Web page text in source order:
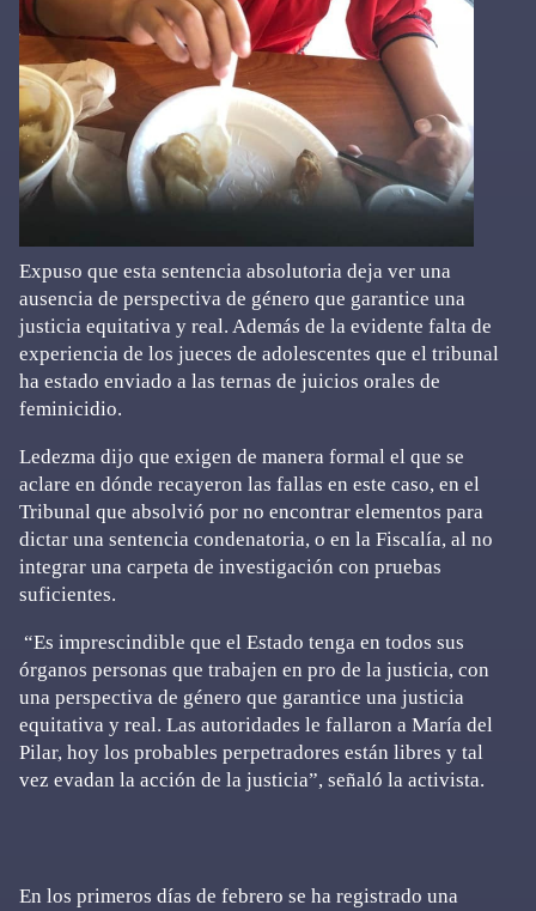
Expuso que esta sentencia absolutoria deja ver una
ausencia de perspectiva de género que garantice una
justicia equitativa y real. Además de la evidente falta de
experiencia de los jueces de adolescentes que el tribunal
ha estado enviado a las ternas de juicios orales de
feminicidio.
Ledezma dijo que exigen de manera formal el que se
aclare en dónde recayeron las fallas en este caso, en el
Tribunal que absolvió por no encontrar elementos para
dictar una sentencia condenatoria, o en la Fiscalía, al no
integrar una carpeta de investigación con pruebas
suficientes.
“Es imprescindible que el Estado tenga en todos sus
órganos personas que trabajen en pro de la justicia, con
una perspectiva de género que garantice una justicia
equitativa y real. Las autoridades le fallaron a María del
Pilar, hoy los probables perpetradores están libres y tal
vez evadan la acción de la justicia”, señaló la activista.
En los primeros días de febrero se ha registrado una